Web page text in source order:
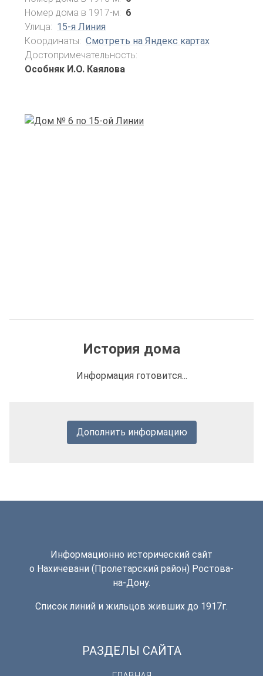
Номер дома в 1917-м: 6
Улица: 15-я Линия
Координаты: Смотреть на Яндекс картах
Достопримечательность:
Особняк И.О. Каялова
История дома
Информация готовится...
Дополнить информацию
Информационно исторический сайт
о Нахичевани (Пролетарский район) Ростова-
на-Дону.
Список линий и жильцов живших до 1917г.
РАЗДЕЛЫ САЙТА